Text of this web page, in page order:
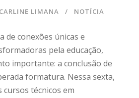
CARLINE LIMANA NOTÍCIA
de conexões únicas e
pela educação,
importante: a conclusão de
formatura. Nessa sexta,
técnicos em